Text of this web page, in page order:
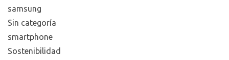
samsung
Sin categoría
smartphone
Sostenibilidad